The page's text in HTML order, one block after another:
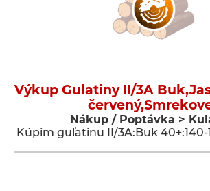
Výkup Gulatiny II/3A
Nákup / Poptávka >
Kúpim guľatinu II/3A:Buk 40+:140-